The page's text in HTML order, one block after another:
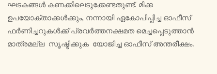
ഘടകങ്ങൾ കണക്കിലെടുക്കേണ്ടതുണ്ട്. മിക്ക
ഉപയോക്താക്കൾക്കും, നന്നായി ഏകോപിപ്പിച്ച ഓഫീസ്
ഫർണിച്ചറുകൾക്ക് പ്രവർത്തനക്ഷമത മെച്ചപ്പെടുത്താൻ
മാത്രമല്ല സൃഷ്ടിക്കുക യോജിച്ച ഓഫീസ് അന്തരീക്ഷം.